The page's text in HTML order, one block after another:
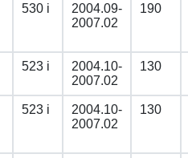
530 i
2004.09-
2007.02
190
523 i
2004.10-
2007.02
130
523 i
2004.10-
2007.02
130